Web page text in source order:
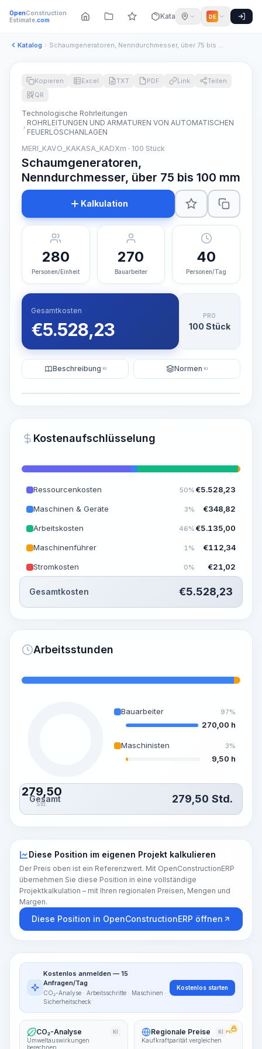
OpenConstruction
Estimate.com Katalog DE
Katalog Schaumgeneratoren, Nenndurchmesser, über 75 bis 100 mm
~15-30 Sek.
Kopieren Excel TXT PDF Link
Teilen
QR
Technologische Rohrleitungen
ROHRLEITUNGEN UND ARMATUREN VON AUTOMATISCHEN
FEUERLÖSCHANLAGEN
MERI_KAVO_KAKASA_KADXm · 100 Stück
Schaumgeneratoren,
Nenndurchmesser, über 75 bis 100 mm
Kalkulation
280
Personen/Einheit
270
Bauarbeiter
40
Personen/Tag
Gesamtkosten
€5.528,23
PRO
100 Stück
Beschreibung KI Normen KI
Kostenaufschlüsselung
Ressourcenkosten 50% €5.528,23
Maschinen & Geräte 3% €348,82
Arbeitskosten 46% €5.135,00
Maschinenführer 1% €112,34
Stromkosten 0% €21,02
Gesamtkosten €5.528,23
Arbeitsstunden
279,50
Std.
Bauarbeiter 97%
270,00 h
Maschinisten 3%
9,50 h
Gesamt 279,50 Std.
Diese Position im eigenen Projekt kalkulieren
Der Preis oben ist ein Referenzwert. Mit OpenConstructionERP
übernehmen Sie diese Position in eine vollständige
Projektkalkulation – mit Ihren regionalen Preisen, Mengen und
Margen.
Diese Position in OpenConstructionERP öffnen
Kostenlos anmelden — 15
Anfragen/Tag
CO₂-Analyse · Arbeitsschritte · Maschinen ·
Sicherheitscheck
Kostenlos starten
CO₂-Analyse KI
Umweltauswirkungen
berechnen
Regionale Preise KI PRO
Kaufkraftparität vergleichen